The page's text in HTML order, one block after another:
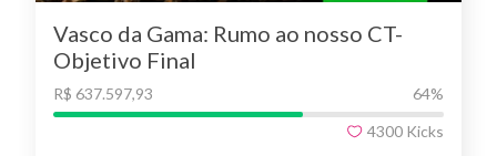
Vasco da Gama: Rumo ao nosso CT-
Objetivo Final
R$ 637.597,93 64%
4300 Kicks